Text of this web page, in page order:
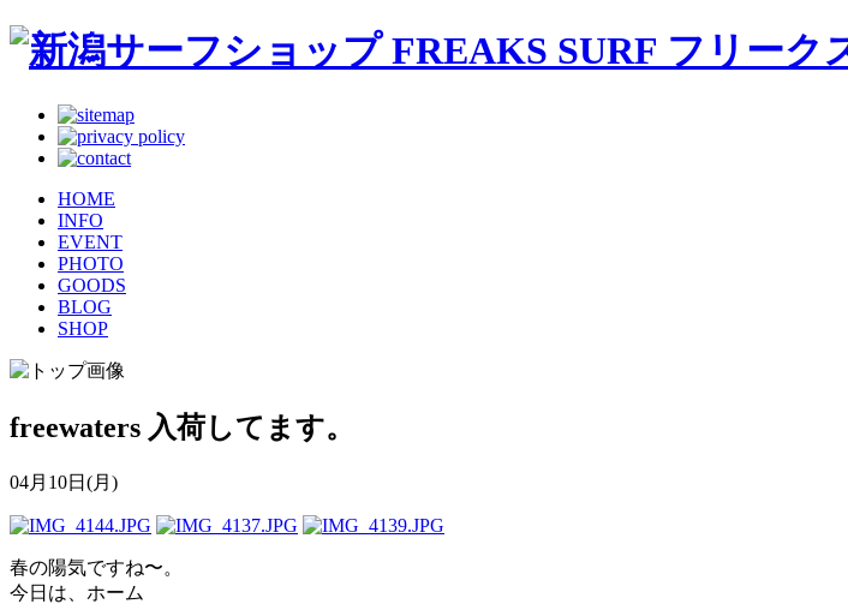
HOME
INFO
EVENT
PHOTO
GOODS
BLOG
SHOP
freewaters 入荷してます。
04月10日(月)
春の陽気ですね〜。
今日は、ホーム